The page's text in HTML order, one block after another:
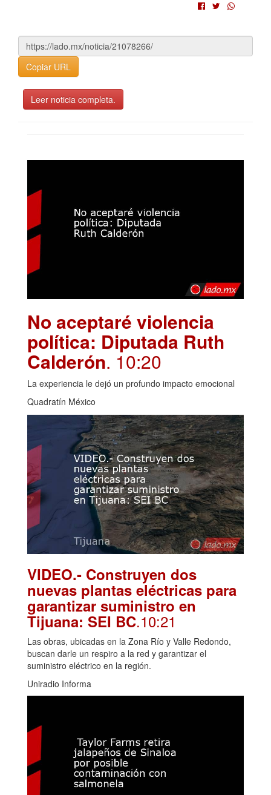
Copiar URL
Leer noticia completa.
No aceptaré violencia
política: Diputada Ruth
Calderón. 10:20
La experiencia le dejó un profundo impacto emocional
Quadratín México
VIDEO.- Construyen dos
nuevas plantas eléctricas para
garantizar suministro en
Tijuana: SEI BC.10:21
Las obras, ubicadas en la Zona Río y Valle Redondo,
buscan darle un respiro a la red y garantizar el
suministro eléctrico en la región.
Uniradio Informa